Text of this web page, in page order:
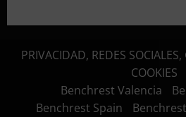
PRIVACIDAD, REDES
COOKIES
Benchrest Valencia
Benchrest Spain